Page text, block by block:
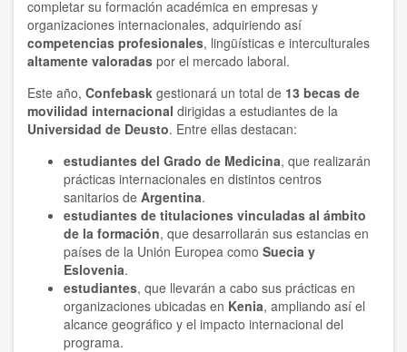
completar su formación académica en empresas y
organizaciones internacionales, adquiriendo así
competencias profesionales, lingüísticas e interculturales
altamente valoradas por el mercado laboral.
Este año, Confebask gestionará un total de 13 becas de
movilidad internacional dirigidas a estudiantes de la
Universidad de Deusto. Entre ellas destacan:
estudiantes del Grado de Medicina, que realizarán
prácticas internacionales en distintos centros
sanitarios de Argentina.
estudiantes de titulaciones vinculadas al ámbito
de la formación, que desarrollarán sus estancias en
países de la Unión Europea como Suecia y
Eslovenia.
estudiantes, que llevarán a cabo sus prácticas en
organizaciones ubicadas en Kenia, ampliando así el
alcance geográfico y el impacto internacional del
programa.